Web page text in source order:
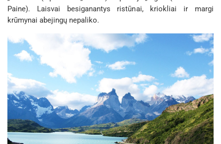
Paine). Laisvai besiganantys ristūnai, kriokliai ir margi
krūmynai abejingų nepaliko.